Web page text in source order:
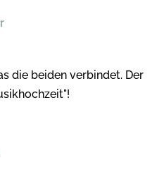
die beiden verbindet. Der